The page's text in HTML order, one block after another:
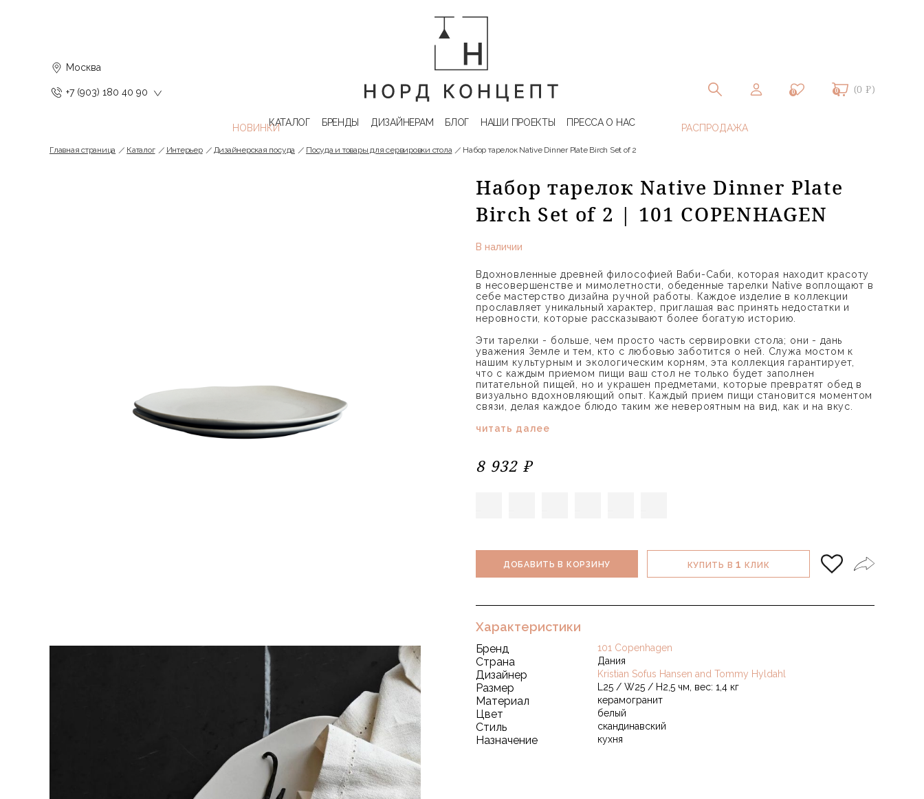
Москва
+7 (903) 180 40 90 0 0 (0 ₽)
КАТАЛОГ БРЕНДЫ ДИЗАЙНЕРАМ БЛОГ НАШИ ПРОЕКТЫ ПРЕССА О НАС
Главная страница Каталог Интерьер Дизайнерская посуда Посуда и товары для сервировки стола Набор тарелок Native Dinner Plate Birch Set of 2
Набор тарелок Native Dinner Plate
Birch Set of 2 | 101 COPENHAGEN
В наличии
Вдохновленные древней философией Ваби-Саби, которая находит красоту
в несовершенстве и мимолетности, обеденные тарелки Native воплощают в
себе мастерство дизайна ручной работы. Каждое изделие в коллекции
прославляет уникальный характер, приглашая вас принять недостатки и
неровности, которые рассказывают более богатую историю.
Эти тарелки - больше, чем просто часть сервировки стола; они - дань
уважения Земле и тем, кто с любовью заботится о ней. Служа мостом к
нашим культурным и экологическим корням, эта коллекция гарантирует,
что с каждым приемом пищи ваш стол не только будет заполнен
питательной пищей, но и украшен предметами, которые превратят обед в
визуально вдохновляющий опыт. Каждый прием пищи становится моментом
связи, делая каждое блюдо таким же невероятным на вид, как и на вкус.
читать далее
8 932 ₽
ДОБАВИТЬ В КОРЗИНУ КУПИТЬ В1 КЛИК
Характеристики
Бренд 101 Copenhagen
Страна Дания
Дизайнер Kristian Sofus Hansen and Tommy Hyldahl
Размер L25 / W25 / H2,5 чм, вес: 1,4 кг
Материал керамогранит
Цвет белый
Стиль скандинавский
Назначение кухня